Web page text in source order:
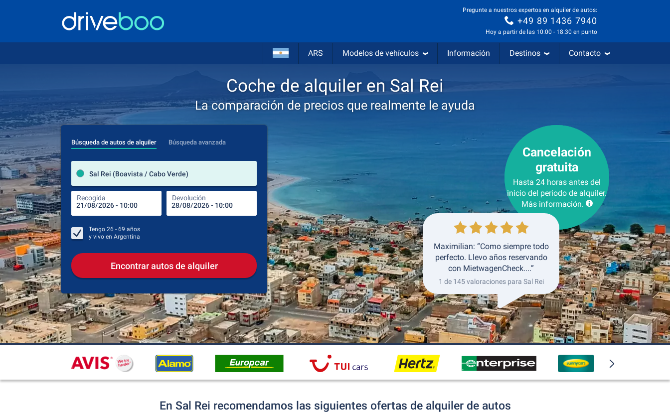
Pregunte a nuestros expertos en alquiler de autos:
+49 89 1436 7940
Hoy a partir de las 10:00 - 18:30 en punto
ARS Modelos de vehículos Información Destinos Contacto
Coche de alquiler en Sal Rei
La comparación de precios que realmente le ayuda
Búsqueda de autos de alquiler Búsqueda avanzada
Sal Rei (Boavista / Cabo Verde)
Recogida Devolución
Recogida Devolución
Tengo 26 - 69 años
y vivo en Argentina
Encontrar autos de alquiler
Cancelación
gratuita
Hasta 24 horas antes del
inicio del periodo de alquiler.
Más información.
Maximilian: “Como siempre todo
perfecto. Llevo años reservando
con MietwagenCheck....”
1 de 145 valoraciones para Sal Rei
En Sal Rei recomendamos las siguientes ofertas de alquiler de autos